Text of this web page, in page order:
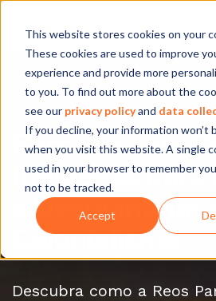
This website stores cookies on your
These cookies are used to improve
experience and provide more
to you. To find out more about the
see our privacy policyand data
If you decline, your information won’t
when you visit this website. A single
used in your browser to remember
not to be tracked.
Accept
Parceria com
Indígenas
e Desmantelar
Colonialismo
Descubra como a Reos